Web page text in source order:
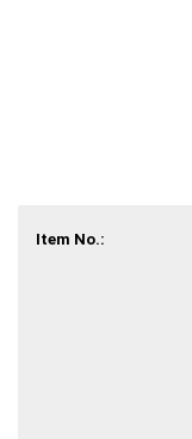
Item No.: